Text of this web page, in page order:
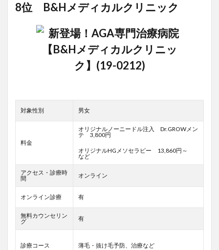
8位 B&Hメディカルクリニック
対象性別 男女
料金
オリジナルノーニードル注入 Dr.GROWメン
テ 3,800円
オリジナルHGメソセラピー 13,860円～
など
アクセス・診療時
間
オンライン
オンライン診療 有
無料カウンセリン
グ
有
診療コース 薄毛・抜け毛予防、治療など